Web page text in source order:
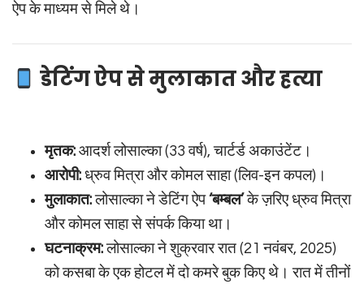
ऐप के माध्यम से मिले थे।
डेटिंग ऐप से मुलाकात और हत्या
मृतक: आदर्श लोसाल्का (33 वर्ष), चार्टर्ड अकाउंटेंट।
आरोपी: ध्रुव मित्रा और कोमल साहा (लिव-इन कपल)।
मुलाकात:लोसाल्का ने डेटिंग ऐप‘बम्बल’के ज़रिए ध्रुव मित्रा
और कोमल साहा से संपर्क किया था।
घटनाक्रम:लोसाल्का ने शुक्रवार रात (21 नवंबर, 2025)
को कसबा के एक होटल में दो कमरे बुक किए थे। रात में तीनों